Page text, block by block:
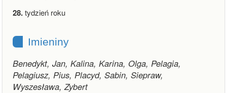
28.tydzień roku
Imieniny
Benedykt, Jan, Kalina, Karina, Olga, Pelagia,
Pelagiusz, Pius, Placyd, Sabin, Siepraw,
Wyszesława, Zybert